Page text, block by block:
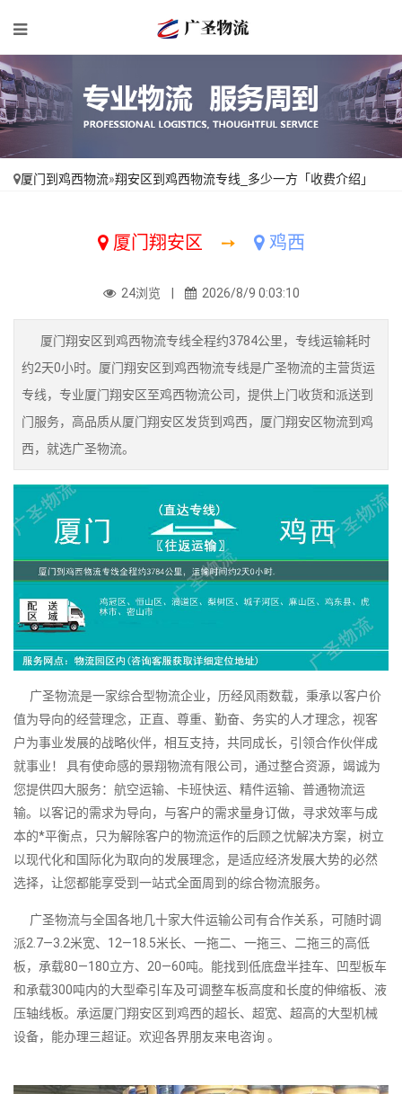
厦门到鸡西物流»翔安区到鸡西物流专线_多少一方「收费介绍」
厦门翔安区 ➙ 鸡西
24浏览 | 2026/8/9 0:03:10
厦门翔安区到鸡西物流专线全程约3784公里，专线运输耗时
约2天0小时。厦门翔安区到鸡西物流专线是广圣物流的主营货运
专线，专业厦门翔安区至鸡西物流公司，提供上门收货和派送到
门服务，高品质从厦门翔安区发货到鸡西，厦门翔安区物流到鸡
西，就选广圣物流。
广圣物流是一家综合型物流企业，历经风雨数载，秉承以客户价
值为导向的经营理念，正直、尊重、勤奋、务实的人才理念，视客
户为事业发展的战略伙伴，相互支持，共同成长，引领合作伙伴成
就事业！ 具有使命感的景翔物流有限公司，通过整合资源，竭诚为
您提供四大服务：航空运输、卡班快运、精件运输、普通物流运
输。以客记的需求为导向，与客户的需求量身订做，寻求效率与成
本的*平衡点，只为解除客户的物流运作的后顾之忧解决方案，树立
以现代化和国际化为取向的发展理念，是适应经济发展大势的必然
选择，让您都能享受到一站式全面周到的综合物流服务。
广圣物流与全国各地几十家大件运输公司有合作关系，可随时调
派2.7—3.2米宽、12—18.5米长、一拖二、一拖三、二拖三的高低
板，承载80—180立方、20—60吨。能找到低底盘半挂车、凹型板车
和承载300吨内的大型牵引车及可调整车板高度和长度的伸缩板、液
压轴线板。承运厦门翔安区到鸡西的超长、超宽、超高的大型机械
设备，能办理三超证。欢迎各界朋友来电咨询 。